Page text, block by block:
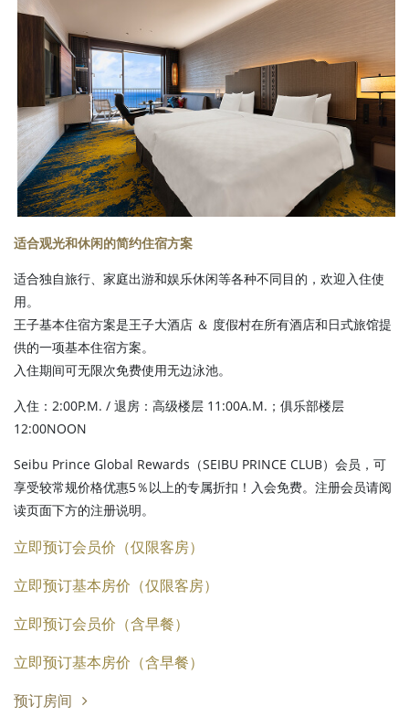
适合观光和休闲的简约住宿方案
适合独自旅行、家庭出游和娱乐休闲等各种不同目的，欢迎入住使
用。
王子基本住宿方案是王子大酒店 ＆ 度假村在所有酒店和日式旅馆提
供的一项基本住宿方案。
入住期间可无限次免费使用无边泳池。
入住：2:00P.M. / 退房：高级楼层 11:00A.M.；俱乐部楼层
12:00NOON
Seibu Prince Global Rewards（SEIBU PRINCE CLUB）会员，可
享受较常规价格优惠5％以上的专属折扣！入会免费。注册会员请阅
读页面下方的注册说明。
立即预订会员价（仅限客房）
立即预订基本房价（仅限客房）
立即预订会员价（含早餐）
立即预订基本房价（含早餐）
预订房间